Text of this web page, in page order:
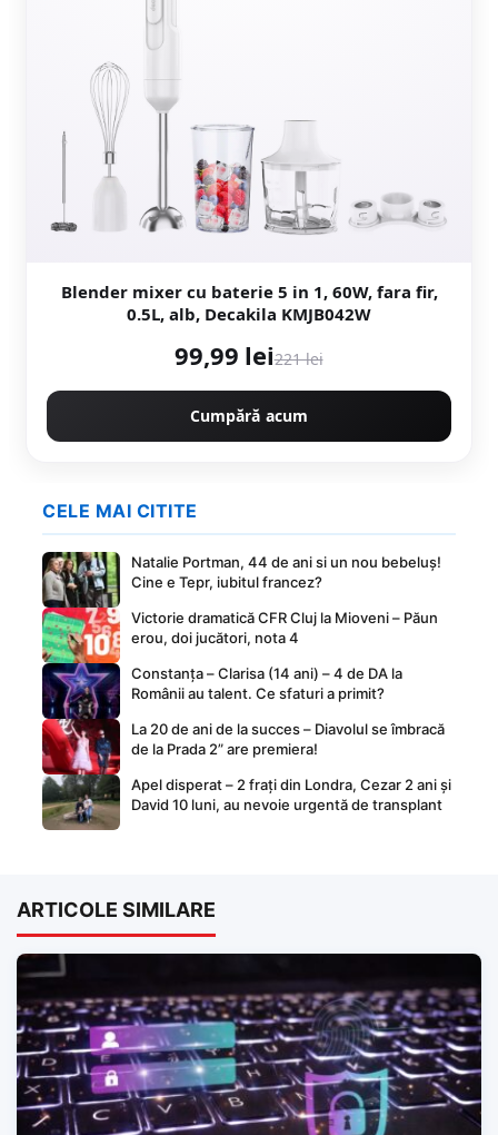
Blender mixer cu baterie 5 in 1, 60W, fara fir,
0.5L, alb, Decakila KMJB042W
99,99 lei221 lei
Cumpără acum
CELE MAI CITITE
Natalie Portman, 44 de ani si un nou bebeluș!
Cine e Tepr, iubitul francez?
Victorie dramatică CFR Cluj la Mioveni – Păun
erou, doi jucători, nota 4
Constanța – Clarisa (14 ani) – 4 de DA la
Românii au talent. Ce sfaturi a primit?
La 20 de ani de la succes – Diavolul se îmbracă
de la Prada 2” are premiera!
Apel disperat – 2 frați din Londra, Cezar 2 ani și
David 10 luni, au nevoie urgentă de transplant
ARTICOLE SIMILARE